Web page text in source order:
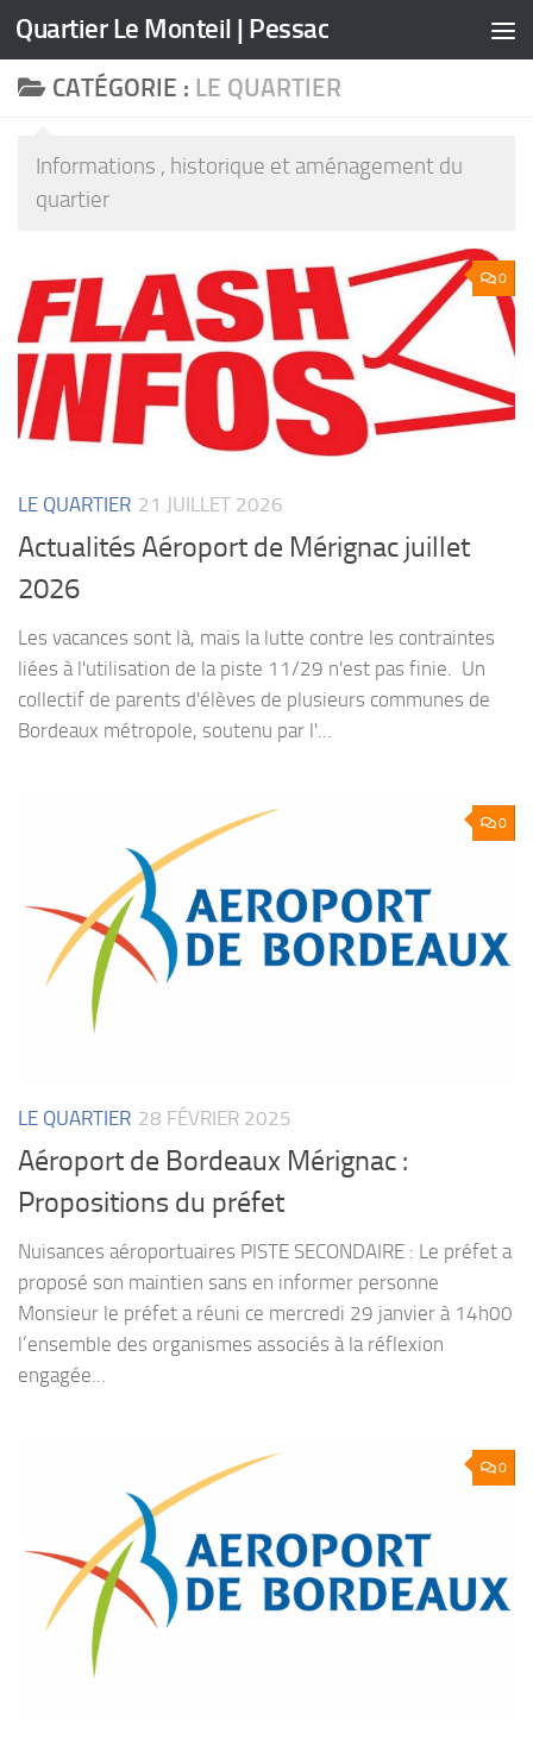
Skip to content
Quartier Le Monteil | Pessac
CATÉGORIE : LE QUARTIER
Informations , historique et aménagement du
quartier
0
LE QUARTIER 21 JUILLET 2026
Actualités Aéroport de Mérignac juillet
2026
Les vacances sont là, mais la lutte contre les contraintes
liées à l'utilisation de la piste 11/29 n'est pas finie. Un
collectif de parents d'élèves de plusieurs communes de
Bordeaux métropole, soutenu par l'...
0
LE QUARTIER 28 FÉVRIER 2025
Aéroport de Bordeaux Mérignac :
Propositions du préfet
Nuisances aéroportuaires PISTE SECONDAIRE : Le préfet a
proposé son maintien sans en informer personne
Monsieur le préfet a réuni ce mercredi 29 janvier à 14h00
l’ensemble des organismes associés à la réflexion
engagée...
0